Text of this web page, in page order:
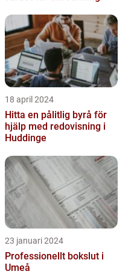
18 april 2024
Hitta en pålitlig byrå för
hjälp med redovisning i
Huddinge
23 januari 2024
Professionellt bokslut i
Umeå